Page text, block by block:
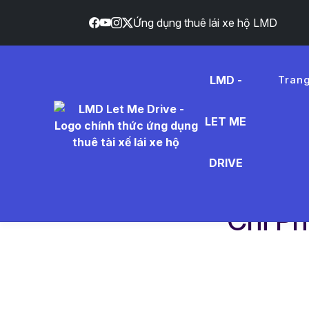
Ứng dụng thuê lái xe hộ LMD
LMD -
LET ME
DRIVE
Chi Phí Bảo Dưỡng
Chi